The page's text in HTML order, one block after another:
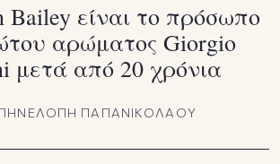
Bailey είναι το πρόσωπο
αρώματος Giorgio
μετά από 20 χρόνια
ΠΑΠΑΝΙΚΟΛΑΟΥ